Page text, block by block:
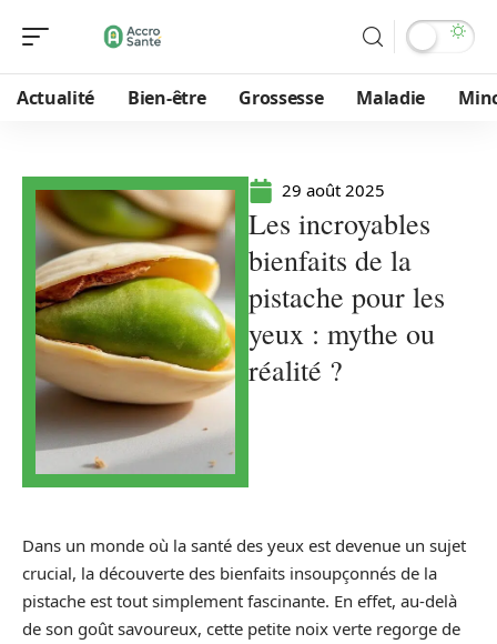
Actualité Bien-être Grossesse Maladie
29 août 2025
Les incroyables
bienfaits de la
pistache pour les
yeux : mythe ou
réalité ?
Dans un monde où la santé des yeux est devenue un sujet
crucial, la découverte des bienfaits insoupçonnés de la
pistache est tout simplement fascinante. En effet, au-delà
de son goût savoureux, cette petite noix verte regorge de